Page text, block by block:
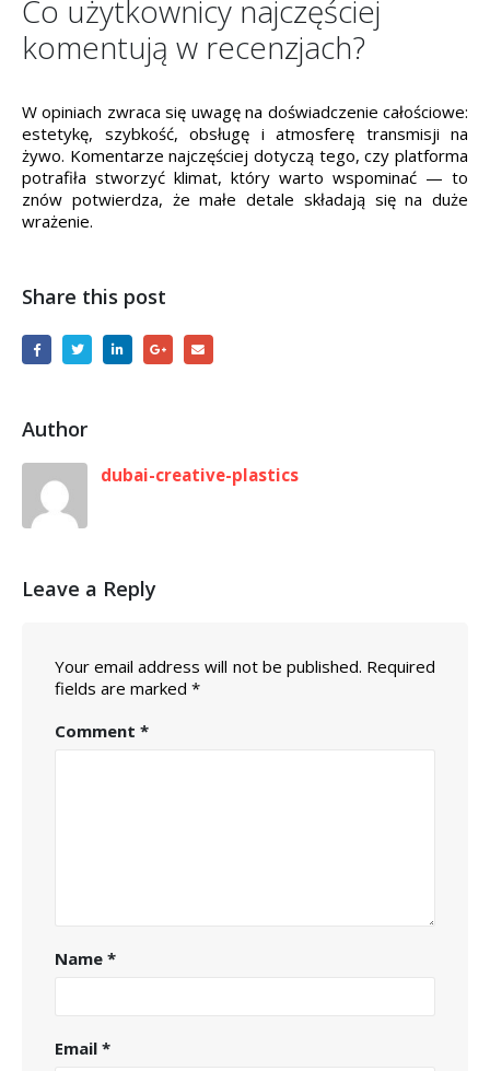
Co użytkownicy najczęściej
komentują w recenzjach?
W opiniach zwraca się uwagę na doświadczenie całościowe:
estetykę, szybkość, obsługę i atmosferę transmisji na
żywo. Komentarze najczęściej dotyczą tego, czy platforma
potrafiła stworzyć klimat, który warto wspominać — to
znów potwierdza, że małe detale składają się na duże
wrażenie.
Share this post
Author
dubai-creative-plastics
Leave a Reply
Your email address will not be published. Required
fields are marked *
Comment *
Name *
Email *